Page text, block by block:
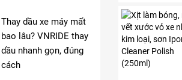
Thay dầu xe máy mất
bao lâu? VNRIDE thay
dầu nhanh gọn, đúng
cách